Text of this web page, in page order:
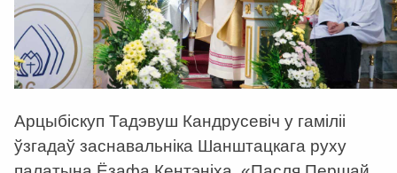
Арцыбіскуп Тадэвуш Кандрусевіч у гаміліі
ўзгадаў заснавальніка Шанштацкага руху